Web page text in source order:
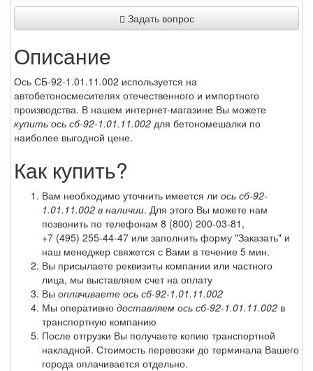
Задать вопрос
Описание
Ось СБ-92-1.01.11.002 используется на
автобетоносмесителях отечественного и импортного
производства. В нашем интернет-магазине Вы можете
купить ось сб-92-1.01.11.002 для бетономешалки по
наиболее выгодной цене.
Как купить?
Вам необходимо уточнить имеется ли ось сб-92-
1.01.11.002 в наличии. Для этого Вы можете нам
позвонить по телефонам 8 (800) 200-03-81 ,
+7 (495) 255-44-47 или заполнить форму "Заказать" и
наш менеджер свяжется с Вами в течение 5 мин.
Вы присылаете реквизиты компании или частного
лица, мы выставляем счет на оплату
Вы оплачиваете ось сб-92-1.01.11.002
Мы оперативно доставляем ось сб-92-1.01.11.002 в
транспортную компанию
После отгрузки Вы получаете копию транспортной
накладной. Стоимость перевозки до терминала Вашего
города оплачивается отдельно.